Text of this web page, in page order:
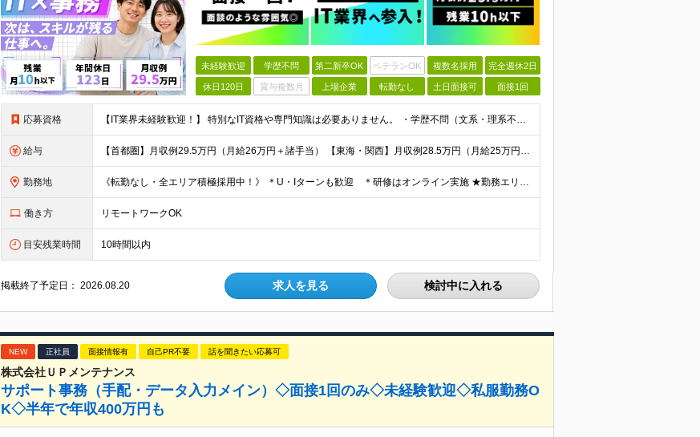
未経験歓迎 学歴不問 第二新卒OK ベテランOK 複数名採用 完全週休2日
休日120日 賞与複数月 上場企業 転勤なし 土日面接可 面接1回
応募資格 【IT業界未経験歓迎！】 特別なIT資格や専門知識は必要ありません。 ・学歴不問（文系・理系不問） ・第二新卒、既卒の方も歓迎 ・20代を中心に幅広い年代が活躍中 ・基本的なPC操作ができる方 ・タ
給与 【首都圏】月収例29.5万円（月給26万円＋諸手当） 【東海・関西】月収例28.5万円（月給25万円＋諸手当） 【九州】月収例26万円（月給23万円＋諸手当） ※経験・スキル・前職給与を踏まえ、総合
勤務地 《転勤なし・全エリア積極採用中！》 ＊U・Iターンも歓迎 ＊研修はオンライン実施 ★勤務エリアは下記よりお選びいただけます★ 【首都圏】東京・神奈川・千葉・埼玉 【東海】愛知 【関西】大阪、京都、兵庫
働き方 リモートワークOK
目安残業時間 10時間以内
掲載終了予定日：2026.08.20 求人を見る 検討中に入れる
NEW 正社員 面接情報有 自己PR不要 話を聞きたい応募可
株式会社ＵＰメンテナンス
サポート事務（手配・データ入力メイン）◇面接1回のみ◇未経験歓迎◇私服勤務O
K◇半年で年収400万円も